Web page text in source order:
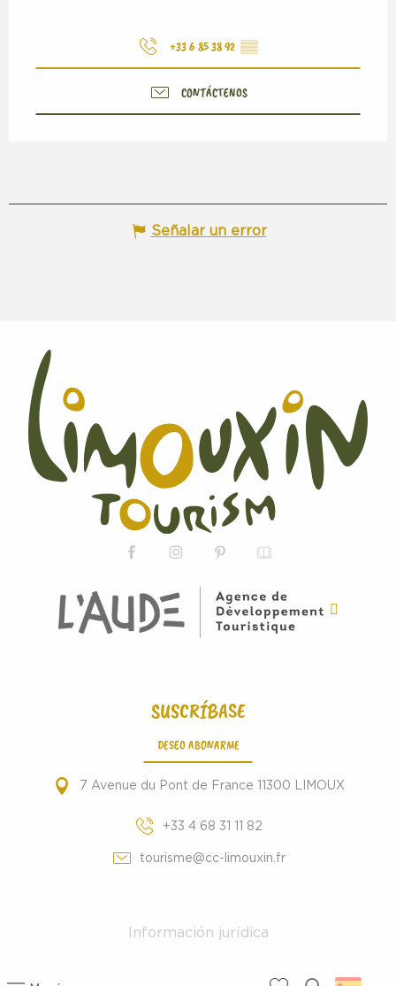
+33 6 85 38 92 ▒▒
CONTÁCTENOS
Señalar un error
SUSCRÍBASE
DESEO ABONARME
7 Avenue du Pont de France 11300 LIMOUX
+33 4 68 31 11 82
tourisme@cc-limouxin.fr
Información jurídica